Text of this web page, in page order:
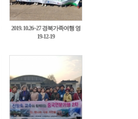
2019. 10.26~27 경북가족여행 영
양3차7
19-12-19